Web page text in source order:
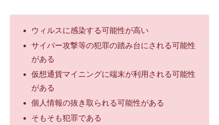
ウィルスに感染する可能性が高い
サイバー攻撃等の犯罪の踏み台にされる可能性
がある
仮想通貨マイニングに端末が利用される可能性
がある
個人情報の抜き取られる可能性がある
そもそも犯罪である